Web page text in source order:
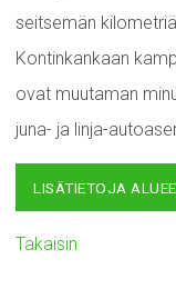
seitsemän
Kontinkankaan
ovat muutaman
juna- ja linja-
LISÄTIETOJA
Takaisin